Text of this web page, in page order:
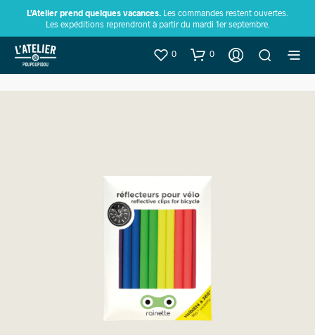
L’Atelier prend quelques vacances. Les commandes restent ouvertes.
Les expéditions reprendront à partir du mardi 1er septembre.
0 0